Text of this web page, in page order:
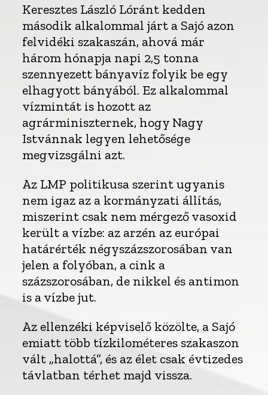
Keresztes László Lóránt kedden
második alkalommal járt a Sajó azon
felvidéki szakaszán, ahová már
három hónapja napi 2,5 tonna
szennyezett bányavíz folyik be egy
elhagyott bányából. Ez alkalommal
vízmintát is hozott az
agrárminiszternek, hogy Nagy
Istvánnak legyen lehetősége
megvizsgálni azt.
Az LMP politikusa szerint ugyanis
nem igaz az a kormányzati állítás,
miszerint csak nem mérgező vasoxid
került a vízbe: az arzén az európai
határérték négyszázszorosában van
jelen a folyóban, a cink a
százszorosában, de nikkel és antimon
is a vízbe jut.
Az ellenzéki képviselő közölte, a Sajó
emiatt több tízkilométeres szakaszon
vált „halottá”, és az élet csak évtizedes
távlatban térhet majd vissza.